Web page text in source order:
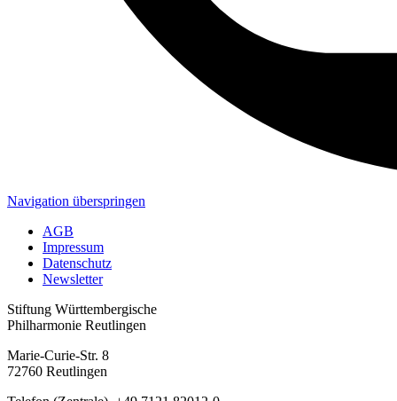
Navigation überspringen
AGB
Impressum
Datenschutz
Newsletter
Stiftung Württembergische
Philharmonie Reutlingen
Marie-Curie-Str. 8
72760 Reutlingen